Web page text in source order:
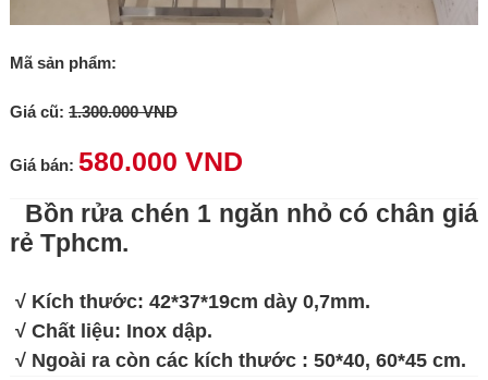
Mã sản phẩm:
Giá cũ: 1.300.000 VND
Giá bán: 580.000 VND
Bồn rửa chén 1 ngăn nhỏ có chân giá
rẻ Tphcm.
√ Kích thước: 42*37*19cm dày 0,7mm.
√ Chất liệu: Inox dập.
√ Ngoài ra còn các kích thước : 50*40, 60*45 cm.